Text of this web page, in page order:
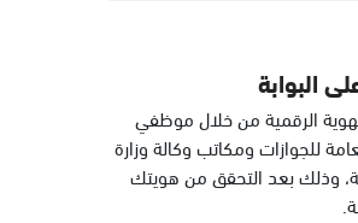
الدمام, الدمام أحوال
الشاطئ مول قسم النساء
الأحد - الخميس (08:00-14:30)
التوجه للموقع
البوابة
الرقمية من خلال موظفي
للجوازات ومكاتب وكالة وزارة
وذلك بعد التحقق من هويتك